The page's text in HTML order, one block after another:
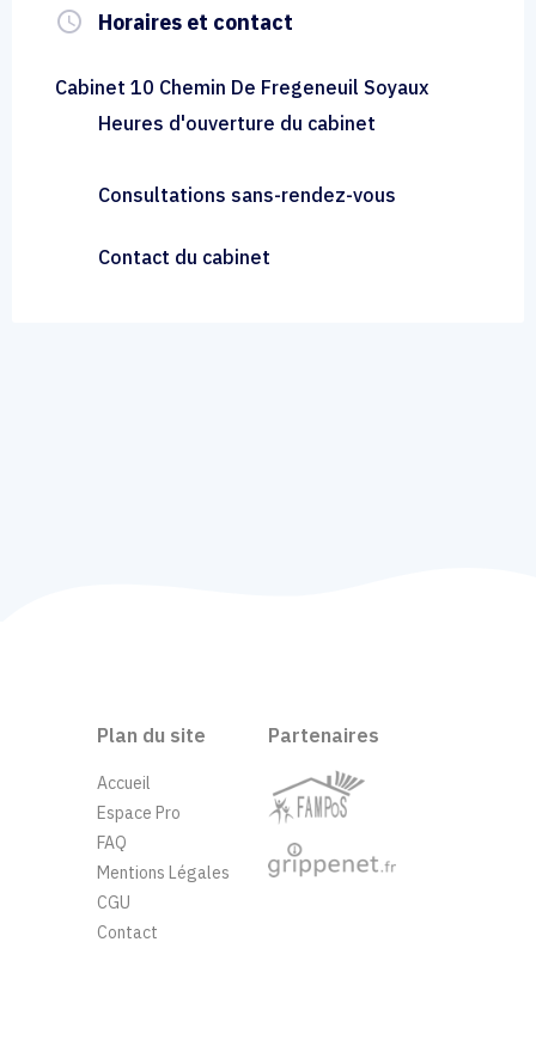
query_builder Horaires et contact
Cabinet 10 Chemin De Fregeneuil Soyaux
Heures d'ouverture du cabinet
Consultations sans-rendez-vous
Contact du cabinet
Plan du site
Accueil
Espace Pro
FAQ
Mentions Légales
CGU
Contact
Partenaires